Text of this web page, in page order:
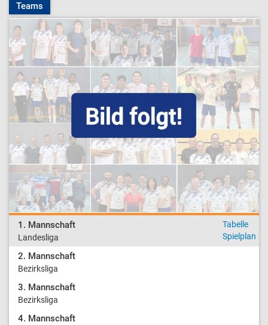
Teams
Tabelle
Spielplan
1. Mannschaft
Landesliga
2. Mannschaft
Bezirksliga
3. Mannschaft
Bezirksliga
4. Mannschaft